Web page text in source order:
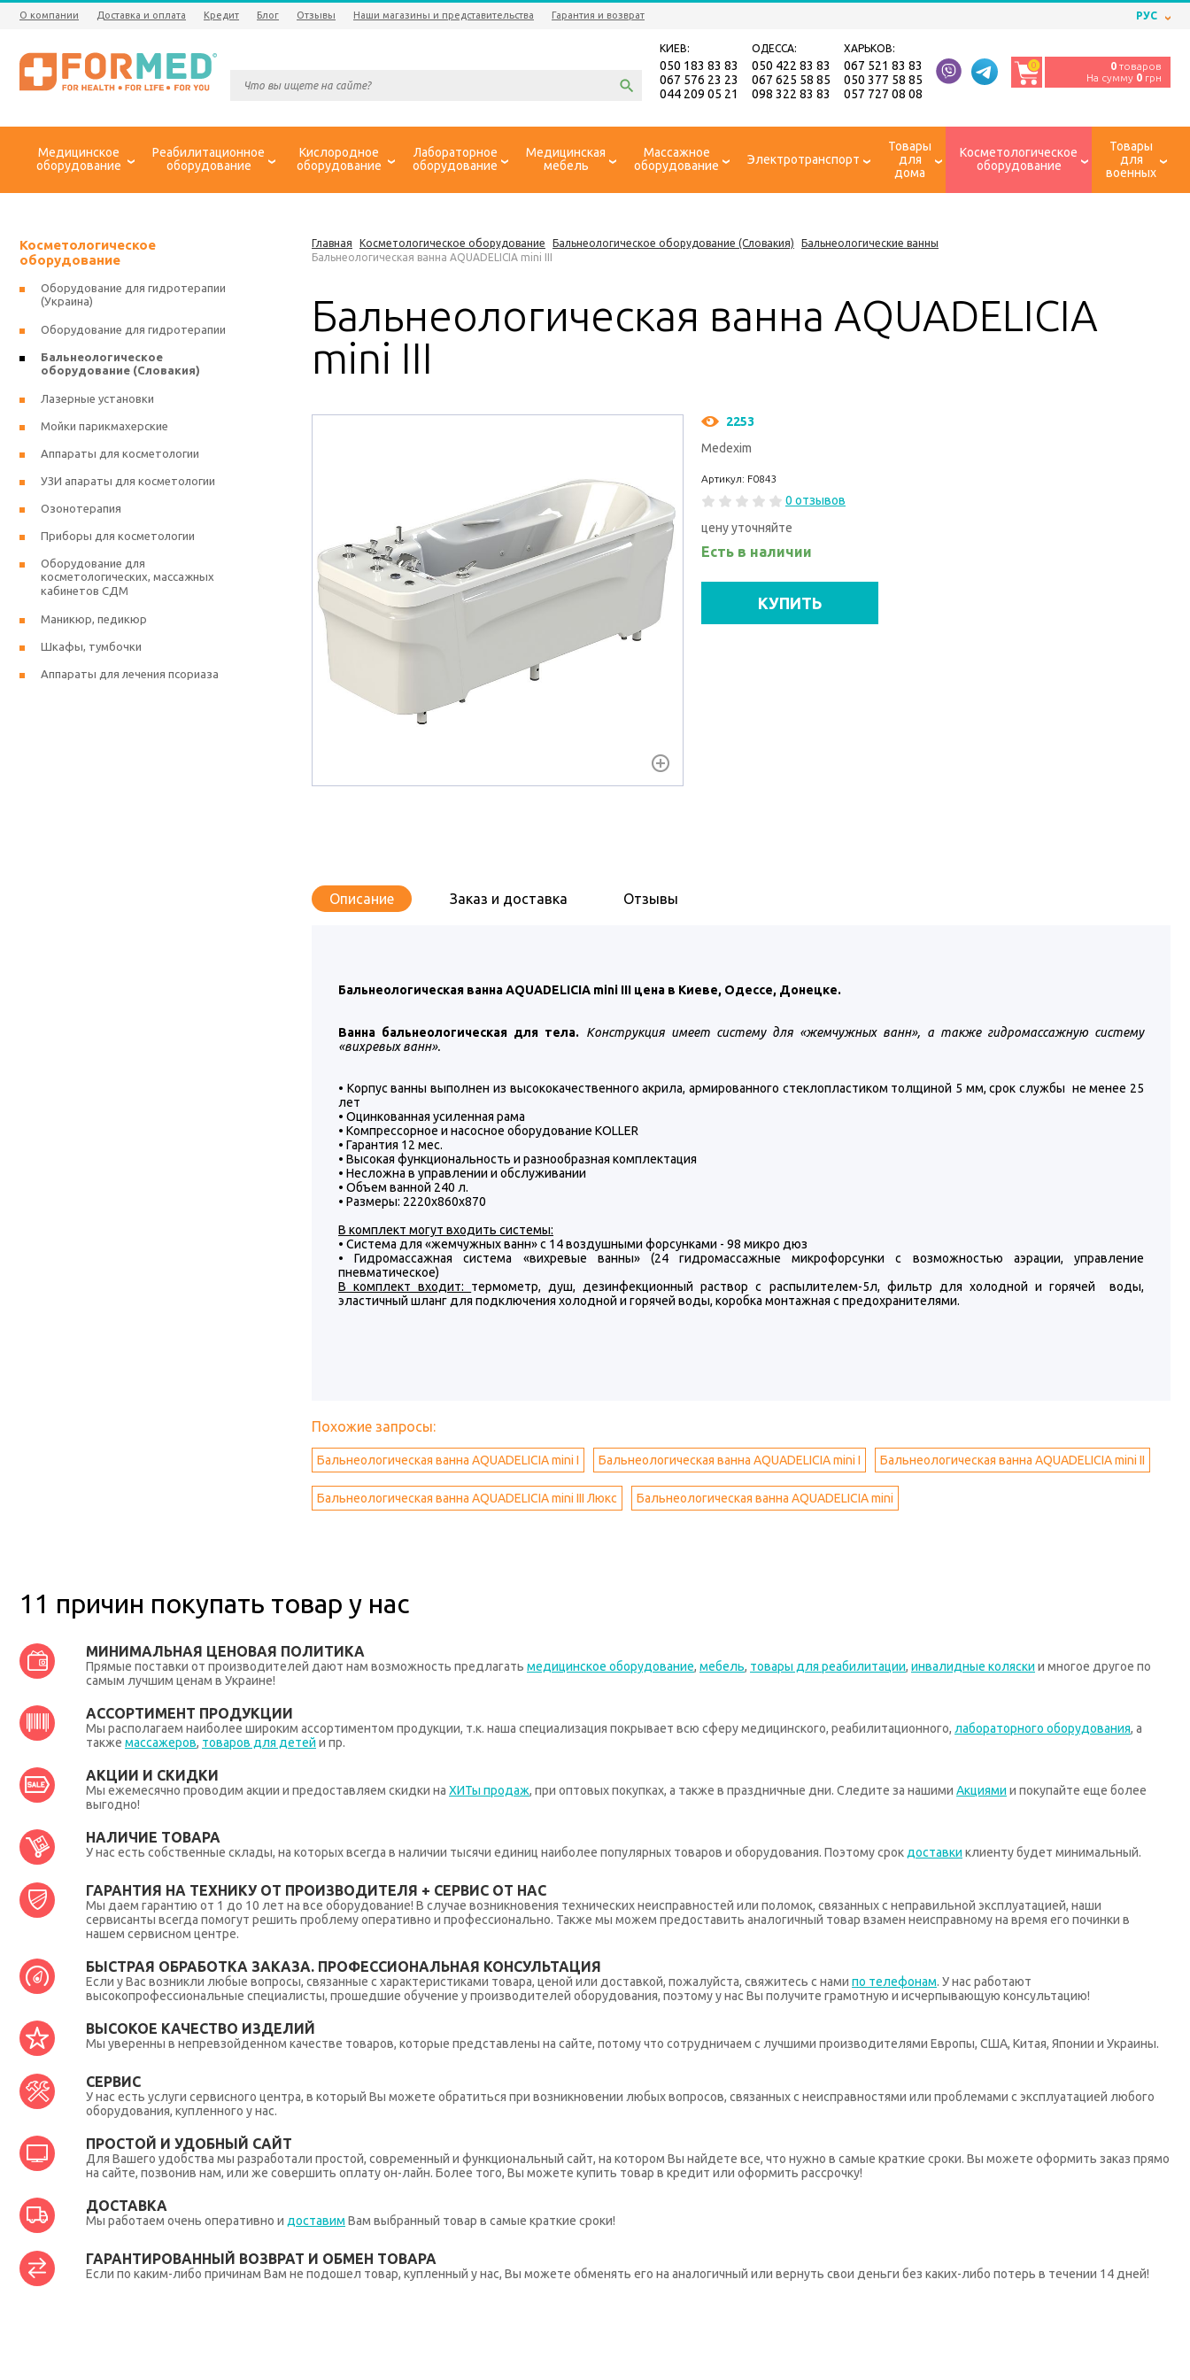
О компании Доставка и оплата Кредит Блог Отзывы Наши магазины и представительства Гарантия и возврат РУС
КИЕВ:
050 183 83 83
067 576 23 23
044 209 05 21
ОДЕССА:
050 422 83 83
067 625 58 85
098 322 83 83
ХАРЬКОВ:
067 521 83 83
050 377 58 85
057 727 08 08
0 0 товаров
На сумму 0 грн
Медицинское
оборудование
Реабилитационное
оборудование
Кислородное
оборудование
Лабораторное
оборудование
Медицинская
мебель
Массажное
оборудование
Электротранспорт
Товары
для
дома
Косметологическое
оборудование
Товары
для
военных
Главная Косметологическое оборудование Бальнеологическое оборудование (Словакия)
Бальнеологические ванны
Бальнеологическая ванна AQUADELICIA mini III
Бальнеологическая ванна AQUADELICIA
mini III
2253
Medexim
Артикул: F0843
0 отзывов
цену уточняйте
Есть в наличии
КУПИТЬ
Описание Заказ и доставка Отзывы
Бальнеологическая ванна AQUADELICIA mini III цена в Киеве, Одессе, Донецке.
Ванна бальнеологическая для тела. Конструкция имеет систему для «жемчужных ванн», а также гидромассажную систему
«вихревых ванн».
• Корпус ванны выполнен из высококачественного акрила, армированного стеклопластиком толщиной 5 мм, срок службы не менее 25
лет
• Оцинкованная усиленная рама
• Компрессорное и насосное оборудование KOLLER
• Гарантия 12 мес.
• Высокая функциональность и разнообразная комплектация
• Несложна в управлении и обслуживании
• Объем ванной 240 л.
• Размеры: 2220х860х870
В комплект могут входить системы:
• Система для «жемчужных ванн» с 14 воздушными форсунками - 98 микро дюз
• Гидромассажная система «вихревые ванны» (24 гидромассажные микрофорсунки с возможностью аэрации, управление
пневматическое)
В комплект входит: термометр, душ, дезинфекционный раствор с распылителем-5л, фильтр для холодной и горячей воды,
эластичный шланг для подключения холодной и горячей воды, коробка монтажная с предохранителями.
Похожие запросы:
Бальнеологическая ванна AQUADELICIA mini I Бальнеологическая ванна AQUADELICIA mini I Бальнеологическая ванна AQUADELICIA mini II
Бальнеологическая ванна AQUADELICIA mini III Люкс Бальнеологическая ванна AQUADELICIA mini
Косметологическое
оборудование
Оборудование для гидротерапии
(Украина)
Оборудование для гидротерапии
Бальнеологическое
оборудование (Словакия)
Лазерные установки
Мойки парикмахерские
Аппараты для косметологии
УЗИ апараты для косметологии
Озонотерапия
Приборы для косметологии
Оборудование для
косметологических, массажных
кабинетов СДМ
Маникюр, педикюр
Шкафы, тумбочки
Аппараты для лечения псориаза
11 причин покупать товар у нас
МИНИМАЛЬНАЯ ЦЕНОВАЯ ПОЛИТИКА
Прямые поставки от производителей дают нам возможность предлагать медицинское оборудование, мебель, товары для реабилитации, инвалидные коляски и многое другое по
самым лучшим ценам в Украине!
АССОРТИМЕНТ ПРОДУКЦИИ
Мы располагаем наиболее широким ассортиментом продукции, т.к. наша специализация покрывает всю сферу медицинского, реабилитационного, лабораторного оборудования, а
также массажеров, товаров для детей и пр.
АКЦИИ И СКИДКИ
Мы ежемесячно проводим акции и предоставляем скидки на ХИТы продаж, при оптовых покупках, а также в праздничные дни. Следите за нашими Акциями и покупайте еще более
выгодно!
НАЛИЧИЕ ТОВАРА
У нас есть собственные склады, на которых всегда в наличии тысячи единиц наиболее популярных товаров и оборудования. Поэтому срок доставки клиенту будет минимальный.
ГАРАНТИЯ НА ТЕХНИКУ ОТ ПРОИЗВОДИТЕЛЯ + СЕРВИС ОТ НАС
Мы даем гарантию от 1 до 10 лет на все оборудование! В случае возникновения технических неисправностей или поломок, связанных с неправильной эксплуатацией, наши
сервисанты всегда помогут решить проблему оперативно и профессионально. Также мы можем предоставить аналогичный товар взамен неисправному на время его починки в
нашем сервисном центре.
БЫСТРАЯ ОБРАБОТКА ЗАКАЗА. ПРОФЕССИОНАЛЬНАЯ КОНСУЛЬТАЦИЯ
Если у Вас возникли любые вопросы, связанные с характеристиками товара, ценой или доставкой, пожалуйста, свяжитесь с нами по телефонам. У нас работают
высокопрофессиональные специалисты, прошедшие обучение у производителей оборудования, поэтому у нас Вы получите грамотную и исчерпывающую консультацию!
ВЫСОКОЕ КАЧЕСТВО ИЗДЕЛИЙ
Мы уверенны в непревзойденном качестве товаров, которые представлены на сайте, потому что сотрудничаем с лучшими производителями Европы, США, Китая, Японии и Украины.
СЕРВИС
У нас есть услуги сервисного центра, в который Вы можете обратиться при возникновении любых вопросов, связанных с неисправностями или проблемами с эксплуатацией любого
оборудования, купленного у нас.
ПРОСТОЙ И УДОБНЫЙ САЙТ
Для Вашего удобства мы разработали простой, современный и функциональный сайт, на котором Вы найдете все, что нужно в самые краткие сроки. Вы можете оформить заказ прямо
на сайте, позвонив нам, или же совершить оплату он-лайн. Более того, Вы можете купить товар в кредит или оформить рассрочку!
ДОСТАВКА
Мы работаем очень оперативно и доставим Вам выбранный товар в самые краткие сроки!
ГАРАНТИРОВАННЫЙ ВОЗВРАТ И ОБМЕН ТОВАРА
Если по каким-либо причинам Вам не подошел товар, купленный у нас, Вы можете обменять его на аналогичный или вернуть свои деньги без каких-либо потерь в течении 14 дней!